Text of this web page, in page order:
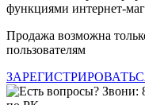
функциями интернет-
Продажа возможна
пользователям